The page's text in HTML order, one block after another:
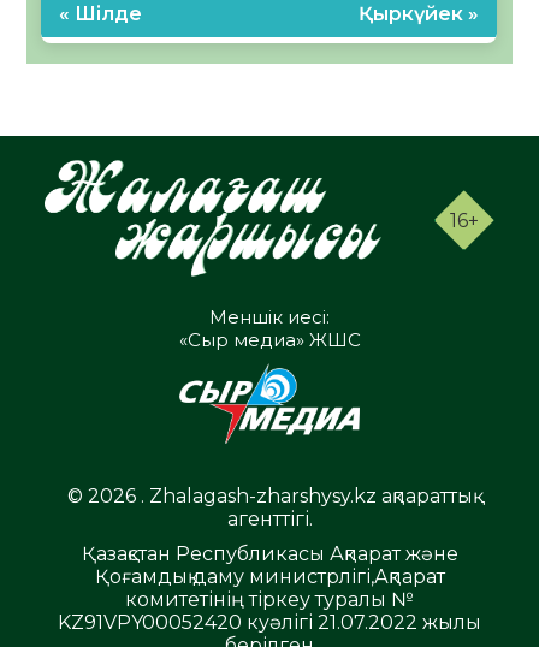
« Шілде Қыркүйек »
16+
Меншік иесі:
«Сыр медиа» ЖШС
© 2026 . Zhalagash-zharshysy.kz ақпараттық
агенттігі.
Қазақстан Республикасы Ақпарат және
Қоғамдық даму министрлігі,Ақпарат
комитетінің тіркеу туралы №
KZ91VPY00052420 куәлігі 21.07.2022 жылы